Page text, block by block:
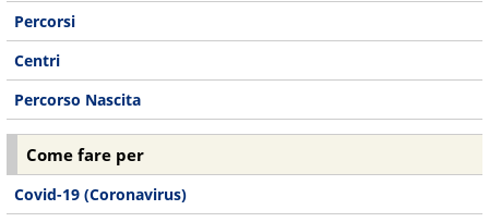
Percorsi
Centri
Percorso Nascita
Come fare per
Covid-19 (Coronavirus)